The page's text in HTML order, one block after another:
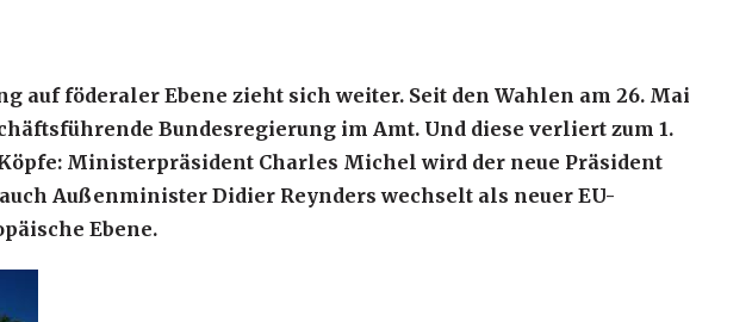
auf föderaler Ebene zieht sich weiter. Seit den Wahlen am 26. Mai
Bundesregierung im Amt. Und diese verliert zum 1.
Ministerpräsident Charles Michel wird der neue Präsident
Außenminister Didier Reynders wechselt als neuer EU-
Ebene.